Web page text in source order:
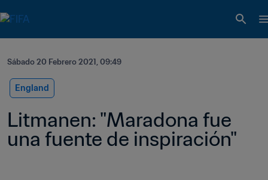
Sábado 20 Febrero 2021, 09:49
England
Litmanen: "Maradona fue
una fuente de inspiración"